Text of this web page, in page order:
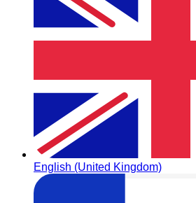
English (United Kingdom)